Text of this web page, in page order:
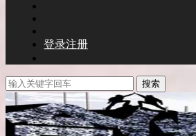
登录注册
搜索